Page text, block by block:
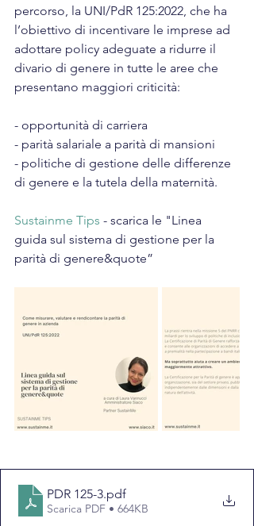
percorso, la UNI/PdR 125:2022, che ha
l’obiettivo di incentivare le imprese ad
adottare policy adeguate a ridurre il
divario di genere in tutte le aree che
presentano maggiori criticità:
- opportunità di carriera
- parità salariale a parità di mansioni
- politiche di gestione delle differenze
di genere e la tutela della maternità.
Sustainme Tips - scarica le "Linea
guida sul sistema di gestione per la
parità di genere&quote”
PDR 125-3.pdf
Scarica PDF • 664KB